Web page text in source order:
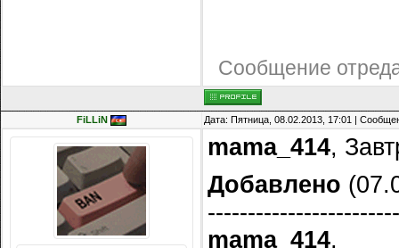
Сообщение
FiLLiN Дата: Пятница, 08.02.2013, 17:01 |
mama_414,
Добавлено
mama_414,